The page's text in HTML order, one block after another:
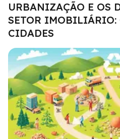
URBANIZAÇÃO E OS
SETOR IMOBILIÁRIO:
CIDADES